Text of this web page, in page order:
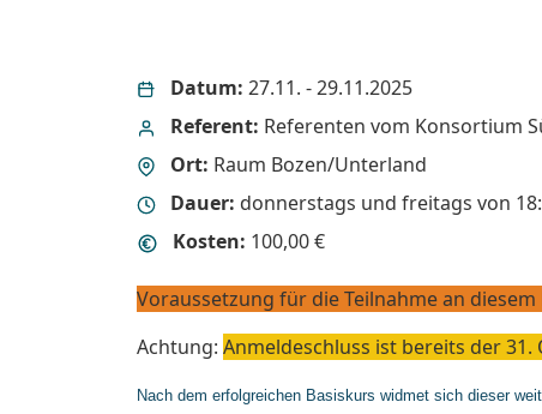
Datum: 27.11. - 29.11.2025
Referent: Referenten vom Konsortium
Ort: Raum Bozen/Unterland
Dauer: donnerstags und freitags von
Kosten: 100,00 €
Voraussetzung für die Teilnahme an
Achtung: Anmeldeschluss ist bereits der 31.
Nach dem erfolgreichen Basiskurs widmet sich dieser